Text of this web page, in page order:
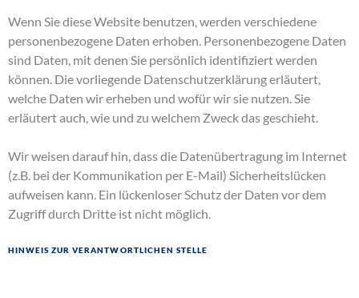
Wenn Sie diese Website benutzen, werden verschiedene
personenbezogene Daten erhoben. Personenbezogene Daten
sind Daten, mit denen Sie persönlich identifiziert werden
können. Die vorliegende Datenschutzerklärung erläutert,
welche Daten wir erheben und wofür wir sie nutzen. Sie
erläutert auch, wie und zu welchem Zweck das geschieht.
Wir weisen darauf hin, dass die Datenübertragung im Internet
(z.B. bei der Kommunikation per E-Mail) Sicherheitslücken
aufweisen kann. Ein lückenloser Schutz der Daten vor dem
Zugriff durch Dritte ist nicht möglich.
Hinweis zur verantwortlichen Stelle